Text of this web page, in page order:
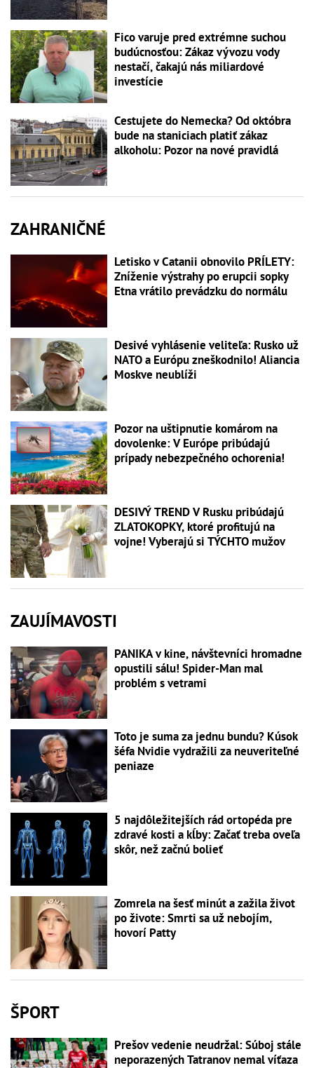
Fico varuje pred extrémne suchou
budúcnosťou: Zákaz vývozu vody
nestačí, čakajú nás miliardové
investície
Cestujete do Nemecka? Od októbra
bude na staniciach platiť zákaz
alkoholu: Pozor na nové pravidlá
ZAHRANIČNÉ
Letisko v Catanii obnovilo PRÍLETY:
Zníženie výstrahy po erupcii sopky
Etna vrátilo prevádzku do normálu
Desivé vyhlásenie veliteľa: Rusko už
NATO a Európu zneškodnilo! Aliancia
Moskve neublíži
Pozor na uštipnutie komárom na
dovolenke: V Európe pribúdajú
prípady nebezpečného ochorenia!
DESIVÝ TREND V Rusku pribúdajú
ZLATOKOPKY, ktoré profitujú na
vojne! Vyberajú si TÝCHTO mužov
ZAUJÍMAVOSTI
PANIKA v kine, návštevníci hromadne
opustili sálu! Spider-Man mal
problém s vetrami
Toto je suma za jednu bundu? Kúsok
šéfa Nvidie vydražili za neuveriteľné
peniaze
5 najdôležitejších rád ortopéda pre
zdravé kosti a kĺby: Začať treba oveľa
skôr, než začnú bolieť
Zomrela na šesť minút a zažila život
po živote: Smrti sa už nebojím,
hovorí Patty
ŠPORT
Prešov vedenie neudržal: Súboj stále
neporazených Tatranov nemal víťaza